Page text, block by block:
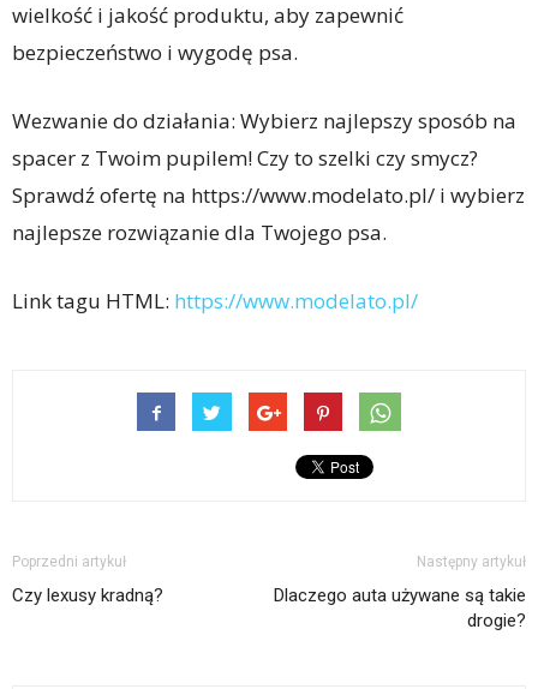
wielkość i jakość produktu, aby zapewnić
bezpieczeństwo i wygodę psa.
Wezwanie do działania: Wybierz najlepszy sposób na
spacer z Twoim pupilem! Czy to szelki czy smycz?
Sprawdź ofertę na https://www.modelato.pl/ i wybierz
najlepsze rozwiązanie dla Twojego psa.
Link tagu HTML: https://www.modelato.pl/
Poprzedni artykuł
Czy lexusy kradną?
Następny artykuł
Dlaczego auta używane są takie
drogie?